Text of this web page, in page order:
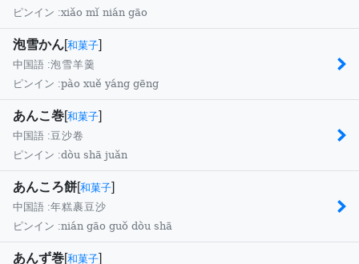
ピンイン :xiǎo mǐ nián gāo
泡雪かん[和菓子]
中国語 :泡雪羊羹
ピンイン :pào xuě yáng gēng
あんこ巻[和菓子]
中国語 :豆沙卷
ピンイン :dòu shā juǎn
あんころ餅[和菓子]
中国語 :年糕裹豆沙
ピンイン :nián gāo guǒ dòu shā
あんず巻[和菓子]